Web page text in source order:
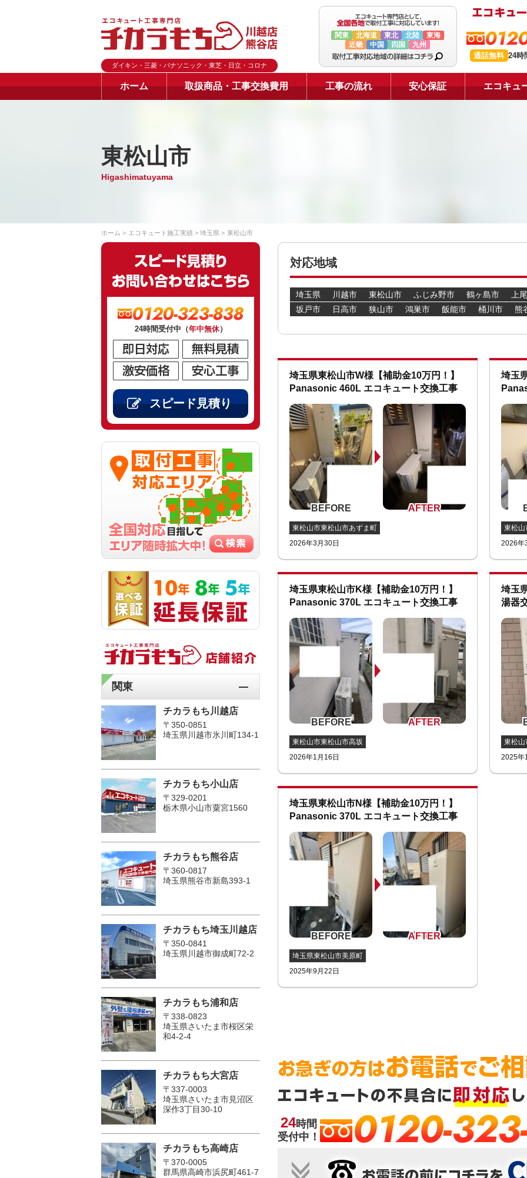
ダイキン・三菱・パナソニック・東芝・日立・コロナ
関東 北海道 東北 北陸
東海
近畿
中国 四国 九州
通話無料 24時
ホーム 取扱商品・工事交換費用 工事の流れ 安心保証 エコキュ
東松山市
Higashimatuyama
ホーム エコキュート施工実績 埼玉県 東松山市
対応地域
埼玉県 川越市 東松山市 ふじみ野市 鶴ヶ島市
上
坂戸市
日高市 狭山市 鴻巣市 飯能市 桶川市 熊
埼玉県東松山市W様【補助金10万円！】
Panasonic 460L エコキュート交換工事
東松山市東松山市あずま町
2026年3月30日
埼玉
東松山
2026年
埼玉県東松山市K様【補助金10万円！】
Panasonic 370L エコキュート交換工事
東松山市東松山市高坂
2026年1月16日
埼玉
湯器
東松山
2025年
埼玉県東松山市N様【補助金10万円！】
Panasonic 370L エコキュート交換工事
埼玉県東松山市美原町
2025年9月22日
24時間
受付中！
0120-
0120-323-838
24時間受付中（年中無休）
スピード見積り
関東
チカラもち川越店
〒350-0851
埼玉県川越市氷川町134-1
チカラもち小山店
〒329-0201
栃木県小山市粟宮1560
チカラもち熊谷店
〒360-0817
埼玉県熊谷市新島393-1
チカラもち埼玉川越店
〒350-0841
埼玉県川越市御成町72-2
チカラもち浦和店
〒338-0823
埼玉県さいたま市桜区栄
和4-2-4
チカラもち大宮店
〒337-0003
埼玉県さいたま市見沼区
深作3丁目30-10
チカラもち高崎店
〒370-0005
群馬県高崎市浜尻町461-7